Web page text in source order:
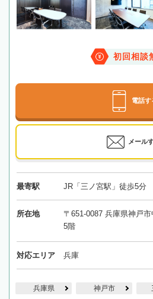
初回相談
電話す
メール
最寄駅 JR「三ノ宮駅」徒歩5分
所在地
〒651-0087 兵庫県神戸
5階
対応エリア 兵庫
兵庫県 神戸市